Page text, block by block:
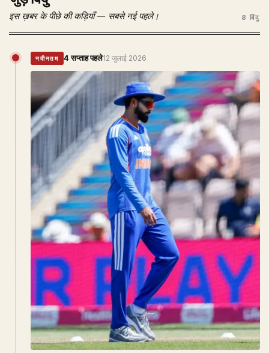
इस ख़बर के पीछे की कड़ियाँ — सबसे नई पहले। 8 बिंदु
नवीनतम 4 सप्ताह पहले12 जुलाई 2026